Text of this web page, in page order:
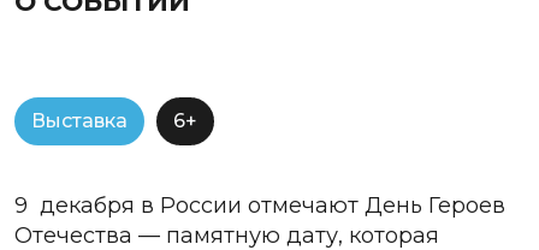
Выставка 6+
9 декабря в России отмечают День Героев
Отечества — памятную дату, которая